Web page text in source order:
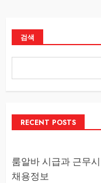
검색
RECENT POSTS
룸알바 시급과 근무
채용정보